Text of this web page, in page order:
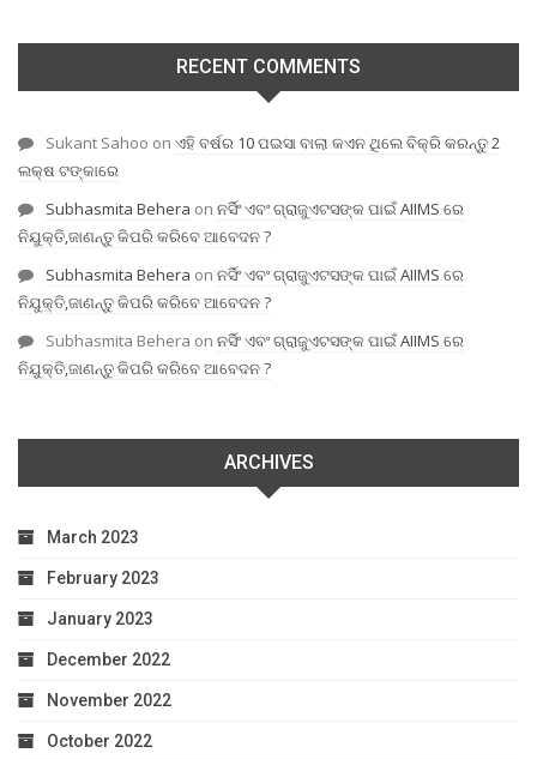
RECENT COMMENTS
Sukant Sahoo on ଏହି ବର୍ଷର 10 ପଇସା ବାଲା କଏନ ଥିଲେ ବିକ୍ରି କରନ୍ତୁ 2
ଲକ୍ଷ ଟଙ୍କାରେ
Subhasmita Behera on ନର୍ସିଂ ଏବଂ ଗ୍ରାଜୁଏଟସଙ୍କ ପାଇଁ AIIMS ରେ
ନିଯୁକ୍ତି,ଜାଣନ୍ତୁ କିପରି କରିବେ ଆବେଦନ ?
Subhasmita Behera on ନର୍ସିଂ ଏବଂ ଗ୍ରାଜୁଏଟସଙ୍କ ପାଇଁ AIIMS ରେ
ନିଯୁକ୍ତି,ଜାଣନ୍ତୁ କିପରି କରିବେ ଆବେଦନ ?
Subhasmita Behera on ନର୍ସିଂ ଏବଂ ଗ୍ରାଜୁଏଟସଙ୍କ ପାଇଁ AIIMS ରେ
ନିଯୁକ୍ତି,ଜାଣନ୍ତୁ କିପରି କରିବେ ଆବେଦନ ?
ARCHIVES
March 2023
February 2023
January 2023
December 2022
November 2022
October 2022